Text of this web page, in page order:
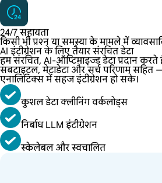
24/7 सहायता
किसी भी प्रश्न या समस्या के मामले में
AI इंटीग्रेशन के लिए तैयार संरचित डेटा
हम संरचित, AI-ऑप्टिमाइज्ड डेटा प्रदान करते हैं
सबटाइटल, मेटाडेटा और सर्च परिणाम सहित
एनालिटिक्स में सहज इंटीग्रेशन हो सके।
कुशल डेटा क्लीनिंग वर्कलोड्स
निर्बाध LLM इंटीग्रेशन
स्केलेबल और स्वचालित